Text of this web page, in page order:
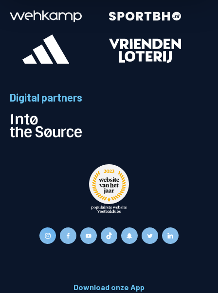
Digital partners
Download onze App